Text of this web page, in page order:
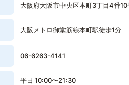
大阪府大阪市中央区本町3丁目4番
大阪メトロ御堂筋線本町駅徒歩1分
06-6263-4141
平日 10:00〜21:30